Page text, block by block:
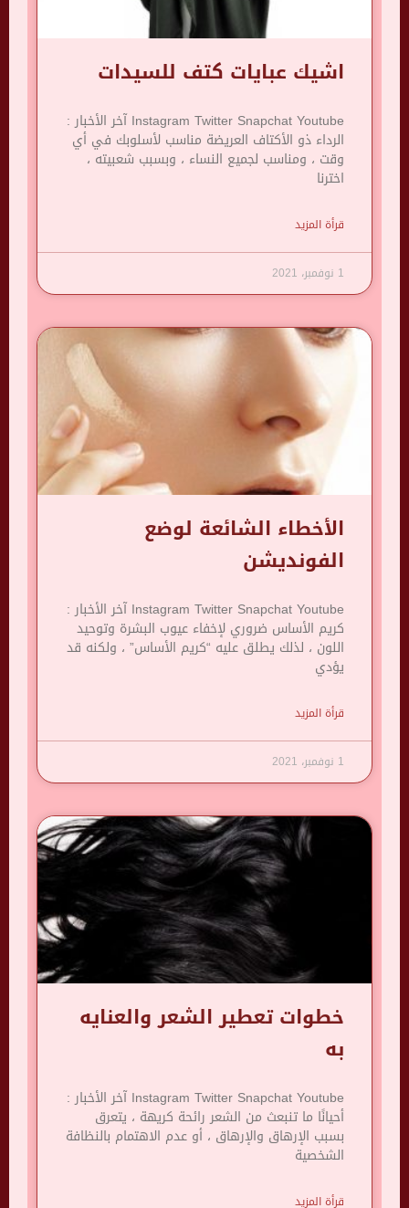
اشيك عبايات كتف للسيدات
Instagram Twitter Snapchat Youtube آخر الأخبار :
الرداء ذو ​​الأكتاف العريضة مناسب لأسلوبك في أي
وقت ، ومناسب لجميع النساء ، وبسبب شعبيته ،
اخترنا
قرأة المزيد
1 نوفمبر، 2021
الأخطاء الشائعة لوضع
الفونديشن
Instagram Twitter Snapchat Youtube آخر الأخبار :
كريم الأساس ضروري لإخفاء عيوب البشرة وتوحيد
اللون ، لذلك يطلق عليه “كريم الأساس” ، ولكنه قد
يؤدي
قرأة المزيد
1 نوفمبر، 2021
خطوات تعطير الشعر والعنايه
به
Instagram Twitter Snapchat Youtube آخر الأخبار :
أحيانًا ما تنبعث من الشعر رائحة كريهة ، يتعرق
بسبب الإرهاق والإرهاق ، أو عدم الاهتمام بالنظافة
الشخصية
قرأة المزيد